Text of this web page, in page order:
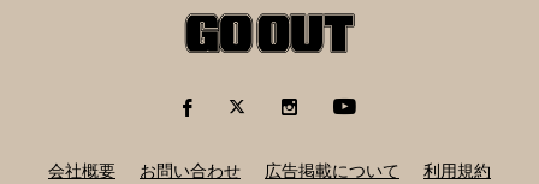
会社概要 お問い合わせ 広告掲載について
利用規約